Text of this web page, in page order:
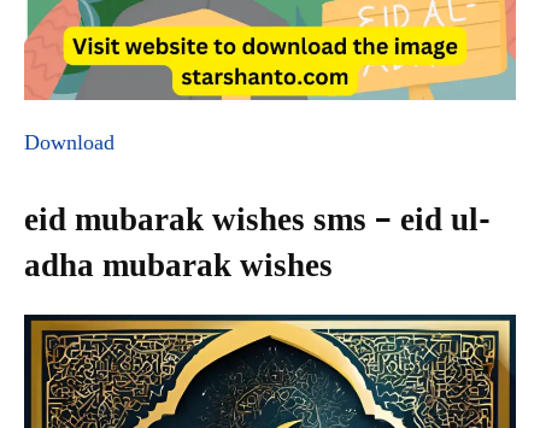
Download
eid mubarak wishes sms – eid ul-
adha mubarak wishes